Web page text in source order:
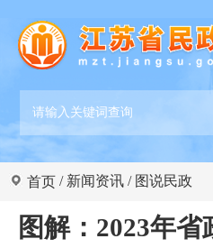
首页 / 新闻资讯 / 图说民政
图解：2023年